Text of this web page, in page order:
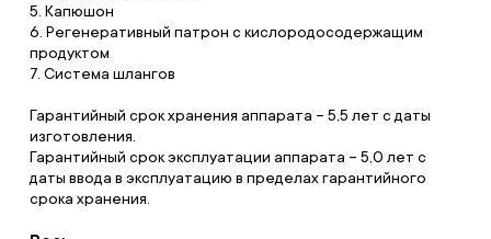
5. Капюшон
6. Регенеративный патрон с кислородосодержащим
продуктом
7. Система шлангов
Гарантийный срок хранения аппарата – 5,5 лет с даты
изготовления.
Гарантийный срок эксплуатации аппарата – 5,0 лет с
даты ввода в эксплуатацию в пределах гарантийного
срока хранения.